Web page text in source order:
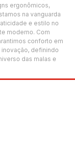
ergonômicos,
na vanguarda
e estilo no
moderno. Com
conforto em
inovação, definindo
das malas e